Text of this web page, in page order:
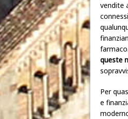
vendite
farmaco.
queste
Per
e